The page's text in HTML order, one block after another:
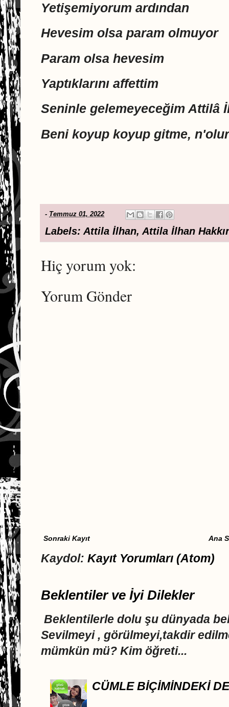
Yetişemiyorum ardından
Hevesim olsa param olmuyor
Param olsa hevesim
Yaptıklarını affettim
Seninle gelemeyeceğim Attilâ
Beni koyup koyup gitme,
- Temmuz 01, 2022
Labels: Attila İlhan, Attila İlhan
Hiç yorum yok:
Yorum Gönder
Sonraki Kayıt Ana
Kaydol: Kayıt Yorumları (Atom)
Beklentiler ve İyi Dilekler
Beklentilerle dolu şu dünyada
Sevilmeyi , görülmeyi,takdir
mümkün mü? Kim öğreti...
CÜMLE BİÇİMİNDEKİ